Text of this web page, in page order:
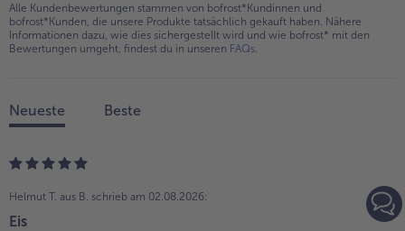
Alle Kundenbewertungen stammen von bofrost*Kundinnen und
bofrost*Kunden, die unsere Produkte tatsächlich gekauft haben. Nähere
Informationen dazu, wie dies sichergestellt wird und wie bofrost* mit den
Bewertungen umgeht, findest du in unseren FAQs
Neueste Beste
Helmut T. aus B. schrieb am 02.08.2026:
Eis